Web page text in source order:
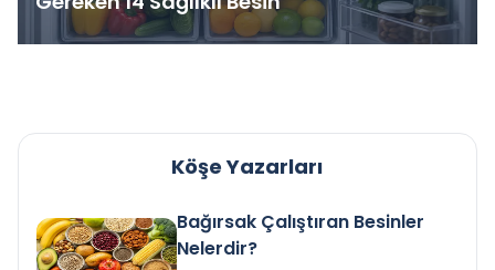
Köşe Yazarları
Bağırsak Çalıştıran Besinler
Nelerdir?